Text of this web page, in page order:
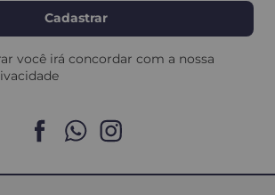
mais.
e desinfectante, com potencial
apenas com diluição, ajudando a
você irá concordar com a nossa
Cadastrar